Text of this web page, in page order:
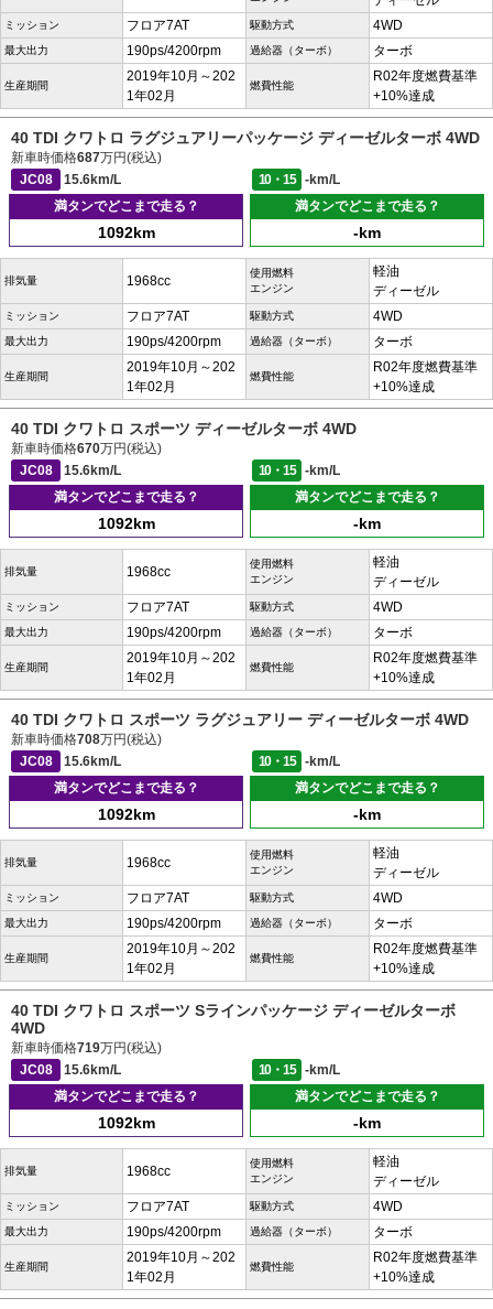
ミッション フロア7AT 駆動方式 4WD
最大出力 190ps/4200rpm 過給器（ターボ） ターボ
生産期間
2019年10月～202
1年02月
燃費性能
R02年度燃費基準
+10%達成
40 TDI クワトロ ラグジュアリーパッケージ ディーゼルターボ 4WD
新車時価格687万円(税込)
JC08
15.6km/L 10・15
-km/L
満タンでどこまで走る？
1092km
満タンでどこまで走る？
-km
排気量 1968cc
使用燃料
エンジン
軽油
ディーゼル
ミッション フロア7AT 駆動方式 4WD
最大出力 190ps/4200rpm 過給器（ターボ） ターボ
生産期間
2019年10月～202
1年02月
燃費性能
R02年度燃費基準
+10%達成
40 TDI クワトロ スポーツ ディーゼルターボ 4WD
新車時価格670万円(税込)
JC08
15.6km/L 10・15
-km/L
満タンでどこまで走る？
1092km
満タンでどこまで走る？
-km
排気量 1968cc
使用燃料
エンジン
軽油
ディーゼル
ミッション フロア7AT 駆動方式 4WD
最大出力 190ps/4200rpm 過給器（ターボ） ターボ
生産期間
2019年10月～202
1年02月
燃費性能
R02年度燃費基準
+10%達成
40 TDI クワトロ スポーツ ラグジュアリー ディーゼルターボ 4WD
新車時価格708万円(税込)
JC08
15.6km/L 10・15
-km/L
満タンでどこまで走る？
1092km
満タンでどこまで走る？
-km
排気量 1968cc
使用燃料
エンジン
軽油
ディーゼル
ミッション フロア7AT 駆動方式 4WD
最大出力 190ps/4200rpm 過給器（ターボ） ターボ
生産期間
2019年10月～202
1年02月
燃費性能
R02年度燃費基準
+10%達成
40 TDI クワトロ スポーツ Sラインパッケージ ディーゼルターボ
4WD
新車時価格719万円(税込)
JC08
15.6km/L 10・15
-km/L
満タンでどこまで走る？
1092km
満タンでどこまで走る？
-km
排気量 1968cc
使用燃料
エンジン
軽油
ディーゼル
ミッション フロア7AT 駆動方式 4WD
最大出力 190ps/4200rpm 過給器（ターボ） ターボ
生産期間
2019年10月～202
1年02月
燃費性能
R02年度燃費基準
+10%達成